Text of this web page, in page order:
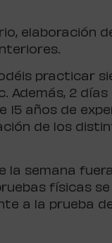
elaboración
practicar
Además, 2
años de
de los
la semana
físicas
a la prueba